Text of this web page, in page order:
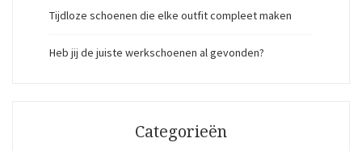
Tijdloze schoenen die elke outfit compleet maken
Heb jij de juiste werkschoenen al gevonden?
Categorieën